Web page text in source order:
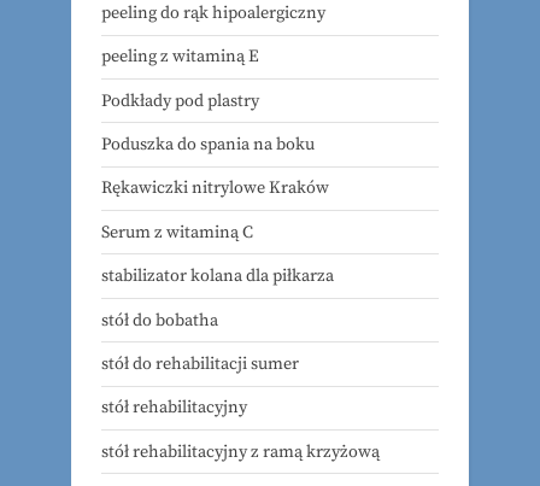
peeling do rąk hipoalergiczny
peeling z witaminą E
Podkłady pod plastry
Poduszka do spania na boku
Rękawiczki nitrylowe Kraków
Serum z witaminą C
stabilizator kolana dla piłkarza
stół do bobatha
stół do rehabilitacji sumer
stół rehabilitacyjny
stół rehabilitacyjny z ramą krzyżową